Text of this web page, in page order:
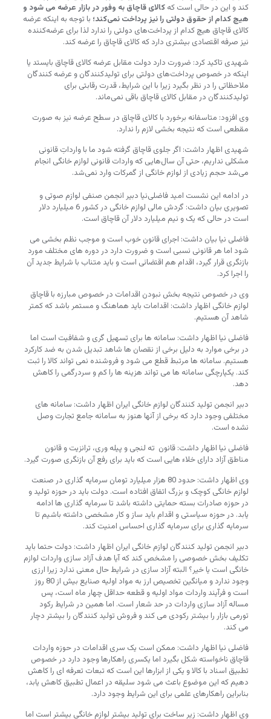
کند و این در حالی است که کالای قاچاق به وفور در بازار عرضه می شود و
هیچ کدام از حقوق دولتی را نیز پرداخت نمی‌کند؛ با توجه به اینکه عرضه
کالای قاچاق هیچ کدام از پرداخت‌های دولتی را ندارد لذا برای عرضه‌کننده
نیز صرفه اقتصادی بیشتری دارد که کالای قاچاق را عرضه کند.
شهیدی تاکید کرد: ضرورت دارد دولت مقابل عرضه کالای قاچاق بایستد‌ یا
اینکه در خصوص پرداخت‌ها‌ی دولتی برای تولیدکنندگان و عرضه کنندگان
ملاحظاتی را در نظر بگیرد زیرا با این شرایط، قدرت رقابتی برای
تولیدکنندگان در مقابل کالای قاچاق باقی نمی‌ماند.
وی افزود: متاسفانه برخورد با کالای قاچاق در سطح عرضه نیز به صورت
مقطعی است که نتیجه بخشی لازم را ندارد.
شهیدی اظهار داشت: اگر جلوی قاچاق گرفته شود ما با وارداتِ قانونی
مشکلی نداریم، حتی آن سال‌هایی که واردات قانونی لوازم خانگی انجام
می‌شد حجم زیادی از لوازم خانگی از گمرکات وارد نمی‌شد.
در ادامه این نشست امید فاضلی‌نیا دبیر انجمن صنفی لوازم صوتی و
تصویری بیان داشت: گردش مالی لوازم خانگی در کشور 6 میلیارد دلار
است در حالی که یک و نیم میلیارد دلار آن قاچاق است.
فاضلی نیا بیان داشت: اجرای قانون خوب است و موجب نظم بخشی می
شود اما هر قانونی نسبی است و ضرورت دارد در دوره های مختلف مورد
بازنگری قرار گیرد، اقدام هم اقتضائی است و باید متناب با شرایط جدید آن
را اجرا کرد.
وی در خصوص نتیجه بخش نبودن اقدامات در خصوص مبارزه با قاچاق
لوازم خانگی اظهار داشت: اقدامات باید هماهنگ و مستمر باشد که کمتر
شاهد آن هستیم.
فاضلی نیا اظهار داشت: سامانه ها برای تسهیل گری و شفافیت است اما
در برخی موارد به دلیل برخی از نقصان ها شاهد تبدیل شدن به ضد کارکرد
هستیم. سامانه ها مرتبط قطع می شود و فروشنده نمی تواند کالا را ثبت
کند. یکپارچگی سامانه ها می تواند هزینه ها را کم و سردرگمی را کاهش
دهد.
دبیر انجمن تولید کنندگان لوازم خانگی ایران اظهار داشت: سامانه های
مختلفی وجود دارد که برخی از آنها هنوز به سامانه جامع تجارت وصل
نشده است.
فاضلی نیا اظهار داشت: قانون ته لنجی و پیله وری، ترانزیت و قانون
مناطق آزاد دارای خلاء هایی است که باید برای رفع آن بازنگری صورت گیرد.
وی اظهار داشت: حدود 80 هزار میلیارد تومان سرمایه گذاری در صنعت
لوازم خانگی کوچک و بزرگ اتفاق افتاده است. دولت باید در حوزه تولید و
در حوزه صادرات بسته حمایتی داشته باشد تا سرمایه گذاری ها ادامه
یابد. در حوزه سیاستی و اقدام باید ساز و کار مشخصی داشته باشیم تا
سرمایه گذاری برای سرمایه گذاری احساس امنیت کند.
دبیر انجمن تولید کنندگان لوازم خانگی ایران اظهار داشت: دولت حتما باید
تکلیف بخش خصوصی را مشخص کند که آیا هدف آزاد سازی واردات لوازم
خانگی است یا خیر؟ البته آزاد سازی در شرایط حال معنی ندارد زیرا ارزی
وجود ندارد و میانگین تخصیص ارز به مواد اولیه صنایع بیش از 80 روز
است و فرآیند واردات مواد اولیه و قطعه حداقل چهار ماه است، پس
مساله آزاد سازی واردات در حد شعار است. اما همین در شرایط رکود
تورمی بازار را بیشتر رکودی می کند و فروش تولید کنندگان را بیشتر دچار
می کند.
فاضلی نیا اظهار داشت: ممکن است یک سری اقدامات در حوزه واردات
قاچاق ناخواسته شکل بگیرد اما یکسری راهکارها وجود دارد در خصوص
تطبیق اسناد با کالا و یکی از ابزارها این است که تبعات تعرفه ای را کاهش
دهیم که این موضوع باعث می شود سلیقه در اعمال تطبیق کاهش یابد،
بنابراین راهکارهای علمی برای این شرایط وجود دارد.
وی اظهار داشت: زیر ساخت برای تولید بیشتر لوازم خانگی بیشتر است اما